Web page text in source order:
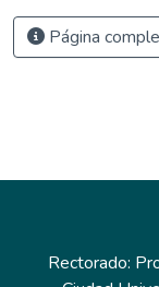
Página
Rectorado: